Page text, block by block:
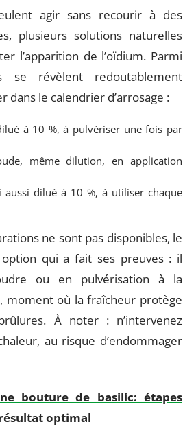
agir sans recourir à des
plusieurs solutions naturelles
l’apparition de l’oïdium. Parmi
se révèlent redoutablement
dans le calendrier d’arrosage :
à 10 %, à pulvériser une fois par
même dilution, en application
aussi dilué à 10 %, à utiliser chaque
ne sont pas disponibles, le
qui a fait ses preuves : il
ou en pulvérisation à la
moment où la fraîcheur protège
À noter : n’intervenez
au risque d’endommager
bouture de basilic: étapes
optimal